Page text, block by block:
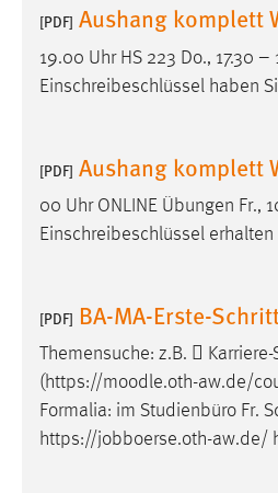
[PDF] Aushang komplett
19.00 Uhr HS 223 Do., 17.30
Einschreibeschlüssel haben
[PDF] Aushang komplett
00 Uhr ONLINE Übungen Fr.,
Einschreibeschlüssel
[PDF] BA-MA-Erste-
Themensuche: z.B. 
(https://moodle.oth-aw.de/
Formalia: im Studienbüro Fr.
https://jobboerse.oth-aw.de/
EXTERNE MEDIEN
externen Medien Cookies
YouTube